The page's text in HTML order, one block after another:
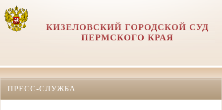
КИЗЕЛОВСКИЙ ГОРОДСКОЙ СУД
ПЕРМСКОГО КРАЯ
ПРЕСС-СЛУЖБА